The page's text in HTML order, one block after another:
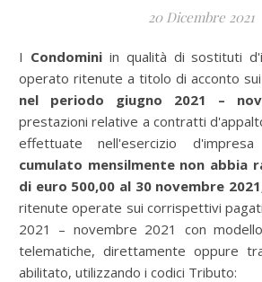
20 Dicembre 2021
I Condominiin qualità di sostituti
operato ritenute a titolo di acconto
nel periodo giugno 2021 –
prestazioni relative a contratti
effettuate nell'esercizio d'impresa
cumulato mensilmente non abbia
di euro 500,00 al 30 novembre
ritenute operate sui corrispettivi
2021 – novembre 2021 con
telematiche, direttamente oppure
abilitato, utilizzando i codici Tributo: